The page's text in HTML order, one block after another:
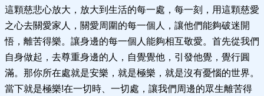
這顆慈悲心放大，放大到生活的每一處，每一刻，用這顆慈愛
之心去關愛家人，關愛周圍的每一個人，讓他們能夠破迷開
悟，離苦得樂。讓身邊的每一個人能夠相互敬愛。首先從我們
自身做起，去尊重身邊的人，自覺覺他，引發他覺，覺行圓
滿。那你所在處就是安樂，就是極樂，就是沒有憂惱的世界。
當下就是極樂!在一切時、一切處，讓我們周邊的眾生離苦得